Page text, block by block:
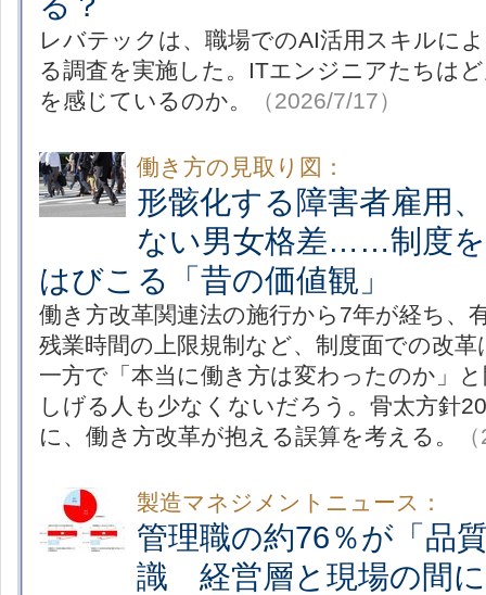
レバテックは、職場でのAI活用スキルに
る調査を実施した。ITエンジニアたちは
を感じているのか。
（2026/7/17）
働き方の見取り図：
形骸化する障害者雇用
ない男女格差……制度
はびこる「昔の価値観」
働き方改革関連法の施行から7年が経ち、
残業時間の上限規制など、制度面での改
一方で「本当に働き方は変わったのか」
しげる人も少なくないだろう。骨太方針
に、働き方改革が抱える誤算を考える。
製造マネジメントニュース：
管理職の約76％が「品
識 経営層と現場の間